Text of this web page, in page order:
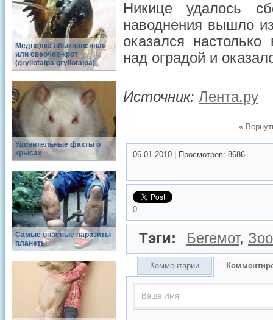
Медведка обыкновенная
или сверчок-крот
(gryllotalpa gryllotalpa)
Удивительные факты о
крысах
Самые опасные паразиты
планеты
Никице удалось
наводнения вышло
оказался
над оградой и
Источник: Лента.ру
«
06-01-2010 Просмотров: 8686
0
Тэги: Бегемот,
Комментарии